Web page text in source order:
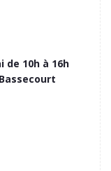
de 10h à 16h